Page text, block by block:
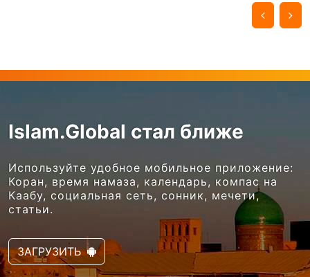
Islam.Global стал ближе
Используйте удобное мобильное приложение:
Коран, время намаза, календарь, компас на
Каабу, социальная сеть, сонник, мечети,
статьи.
ЗАГРУЗИТЬ